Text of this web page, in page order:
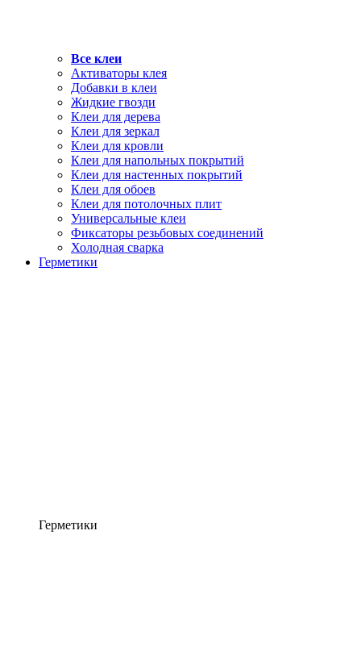
Все клеи
Активаторы клея
Добавки в клеи
Жидкие гвозди
Клеи для дерева
Клеи для зеркал
Клеи для кровли
Клеи для напольных покрытий
Клеи для настенных покрытий
Клеи для обоев
Клеи для потолочных плит
Универсальные клеи
Фиксаторы резьбовых соединений
Холодная сварка
Герметики
Герметики